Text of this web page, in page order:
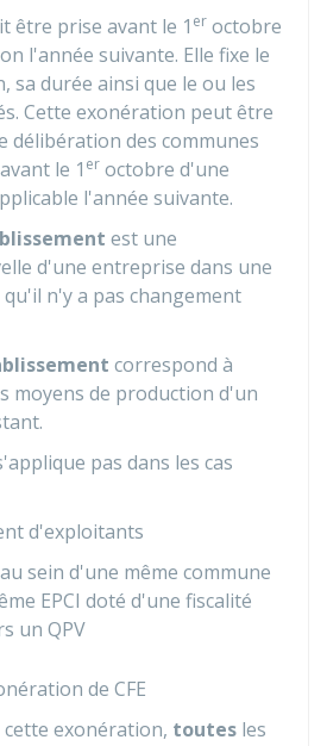
être prise avant le 1 er octobre
l'année suivante. Elle fixe le
sa durée ainsi que le ou les
Cette exonération peut être
délibération des communes
le 1 er octobre d'une
l'année suivante.
est une
d'une entreprise dans une
n'y a pas changement
correspond à
moyens de production d'un
pas dans les cas
d'exploitants
sein d'une même commune
EPCI doté d'une fiscalité
un QPV
de CFE
exonération, toutes les